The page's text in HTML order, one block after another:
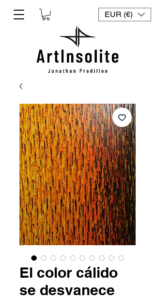
EUR (€)
El color cálido
se desvanece